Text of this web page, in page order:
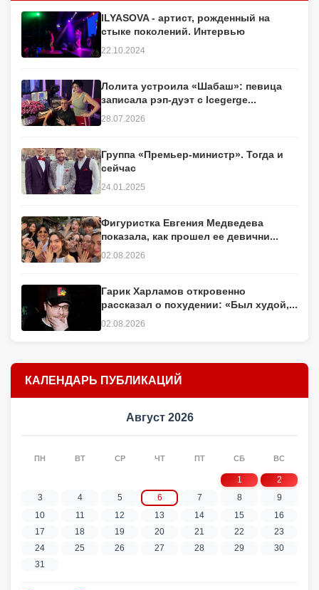
ILYASOVA - артист, рожденный на
стыке поколений. Интервью
22.10.2024
Лолита устроила «Шабаш»: певица
записала рэп-дуэт с Icegerge...
28.07.2026
Группа «Премьер-министр». Тогда и
сейчас
24.01.2025
Фигуристка Евгения Медведева
показала, как прошел ее девични...
02.08.2026
Гарик Харламов откровенно
рассказал о похудении: «Был худой,...
02.08.2026
КАЛЕНДАРЬ ПУБЛИКАЦИЙ
Август 2026
ПН ВТ СР ЧТ ПТ СБ ВС
1
2
3
4 5 6 7 8
9
10
11 12 13 14 15
16
17
18 19 20 21 22
23
24
25 26 27 28 29
30
31